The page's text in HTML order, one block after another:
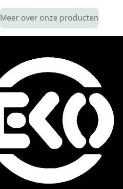
Meer over onze producten